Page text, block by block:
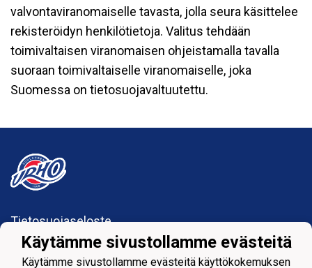
valvontaviranomaiselle tavasta, jolla seura käsittelee
rekisteröidyn henkilötietoja. Valitus tehdään
toimivaltaisen viranomaisen ohjeistamalla tavalla
suoraan toimivaltaiselle viranomaiselle, joka
Suomessa on tietosuojavaltuutettu.
Tietosuojaseloste
Suolahden Urho
Käytämme sivustollamme evästeitä
Käytämme sivustollamme evästeitä käyttökokemuksen